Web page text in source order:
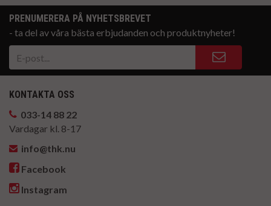
PRENUMERERA PÅ NYHETSBREVET
- ta del av våra bästa erbjudanden och produktnyheter!
KONTAKTA OSS
033-14 88 22
Vardagar kl. 8-17
info@thk.nu
Facebook
Instagram